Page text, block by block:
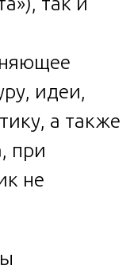
идеи,
а также
при
не